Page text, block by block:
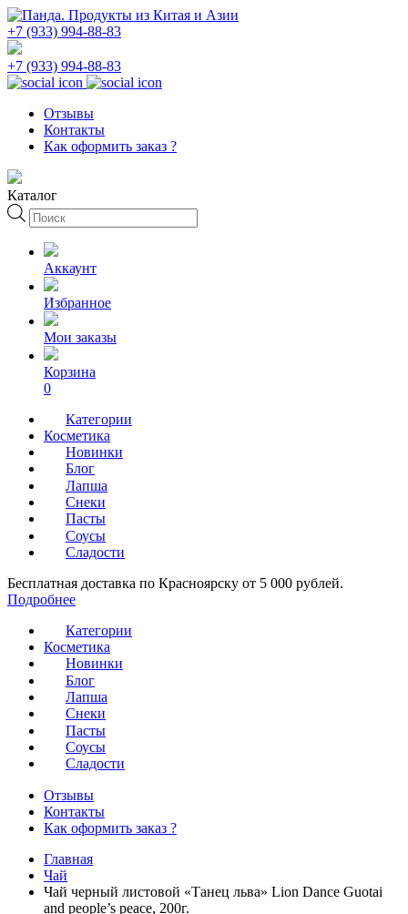
+7 (933) 994-88-83
+7 (933) 994-88-83
Отзывы
Контакты
Как оформить заказ ?
Каталог
Поиск
товаров
Аккаунт
Избранное
Мои заказы
Корзина
0
Категории
Косметика
Новинки
Блог
Лапша
Снеки
Пасты
Соусы
Сладости
Бесплатная доставка по Красноярску от 5 000 рублей.
Подробнее
Категории
Косметика
Новинки
Блог
Лапша
Снеки
Пасты
Соусы
Сладости
Отзывы
Контакты
Как оформить заказ ?
Главная
Чай
Чай черный листовой «Танец льва» Lion Dance Guotai
and people’s peace, 200г.